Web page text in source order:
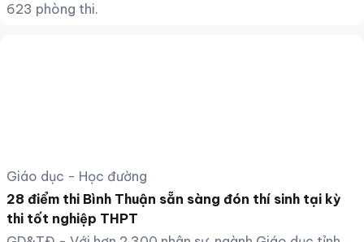
623 phòng thi.
Giáo dục - Học đường
28 điểm thi Bình Thuận sẵn sàng đón thí sinh tại kỳ
thi tốt nghiệp THPT